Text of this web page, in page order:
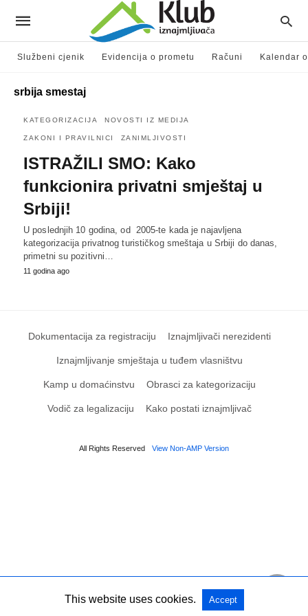
Službeni cjenik Evidencija o prometu Računi Kalendar
srbija smestaj
KATEGORIZACIJA NOVOSTI IZ MEDIJA
ZAKONI I PRAVILNICI ZANIMLJIVOSTI
ISTRAŽILI SMO: Kako
funkcionira privatni smještaj u
Srbiji!
U poslednjih 10 godina, od 2005-te kada je najavljena
kategorizacija privatnog turističkog smeštaja u Srbiji do danas,
primetni su pozitivni…
11 godina ago
Dokumentacija za registraciju Iznajmljivači nerezidenti
Iznajmljivanje smještaja u tuđem vlasništvu
Kamp u domaćinstvu Obrasci za kategorizaciju
Vodič za legalizaciju Kako postati iznajmljivač
All Rights Reserved View Non-AMP Version
This website uses cookies. Accept